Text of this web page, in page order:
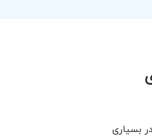
بسیاری